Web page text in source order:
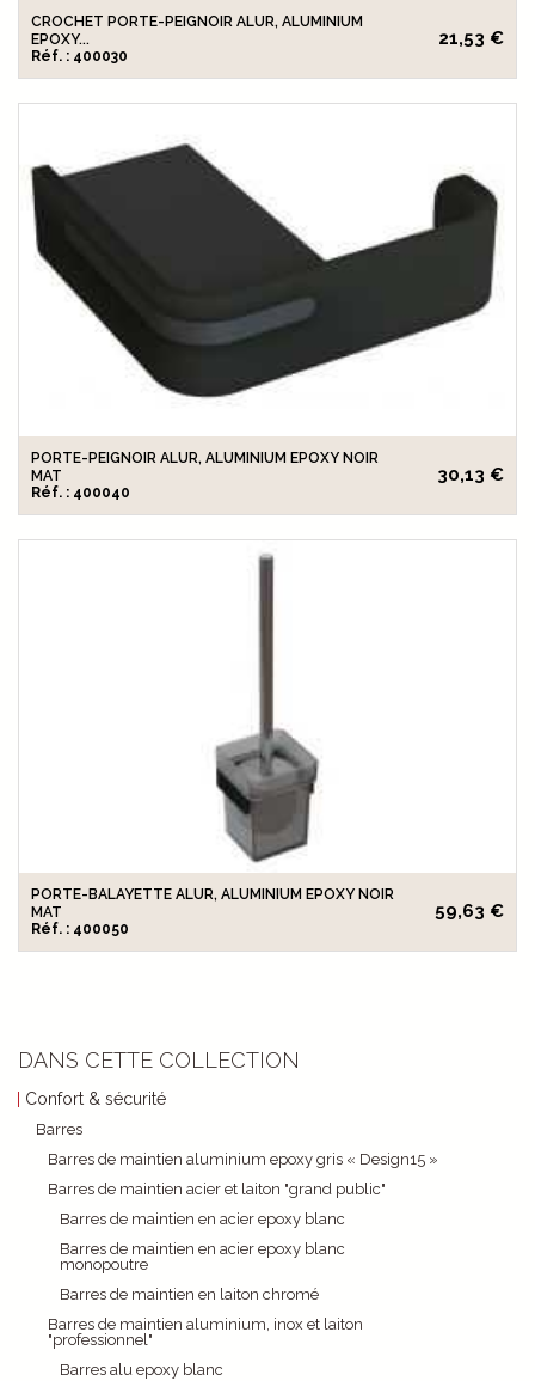
CROCHET PORTE-PEIGNOIR ALUR, ALUMINIUM
EPOXY...
Réf. : 400030
21,53 €
PORTE-PEIGNOIR ALUR, ALUMINIUM EPOXY NOIR
MAT
Réf. : 400040
30,13 €
PORTE-BALAYETTE ALUR, ALUMINIUM EPOXY NOIR
MAT
Réf. : 400050
59,63 €
DANS CETTE COLLECTION
Confort & sécurité
Barres
Barres de maintien aluminium epoxy gris « Design15 »
Barres de maintien acier et laiton "grand public"
Barres de maintien en acier epoxy blanc
Barres de maintien en acier epoxy blanc
monopoutre
Barres de maintien en laiton chromé
Barres de maintien aluminium, inox et laiton
"professionnel"
Barres alu epoxy blanc